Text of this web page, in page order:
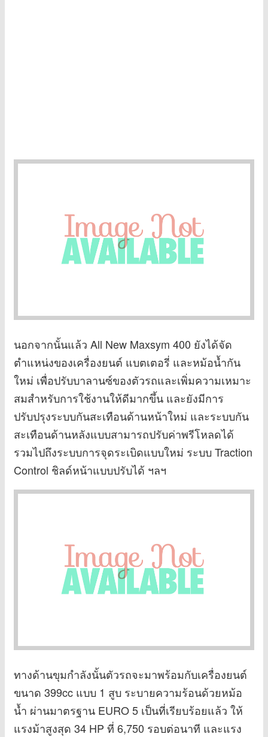
นอกจากนั้นแล้ว All New Maxsym 400 ยังได้จัด
ตำแหน่งของเครื่องยนต์ แบตเตอรี่ และหม้อน้ำกัน
ใหม่ เพื่อปรับบาลานซ์ของตัวรถและเพิ่มความเหมาะ
สมสำหรับการใช้งานให้ดีมากขึ้น และยังมีการ
ปรับปรุงระบบกันสะเทือนด้านหน้าใหม่ และระบบกัน
สะเทือนด้านหลังแบบสามารถปรับค่าพรีโหลดได้
รวมไปถึงระบบการจุดระเบิดแบบใหม่ ระบบ Traction
Control ชิลด์หน้าแบบปรับได้ ฯลฯ
ทางด้านขุมกำลังนั้นตัวรถจะมาพร้อมกับเครื่องยนต์
ขนาด 399cc แบบ 1 สูบ ระบายความร้อนด้วยหม้อ
น้ำ ผ่านมาตรฐาน EURO 5 เป็นที่เรียบร้อยแล้ว ให้
แรงม้าสูงสุด 34 HP ที่ 6,750 รอบต่อนาที และแรง